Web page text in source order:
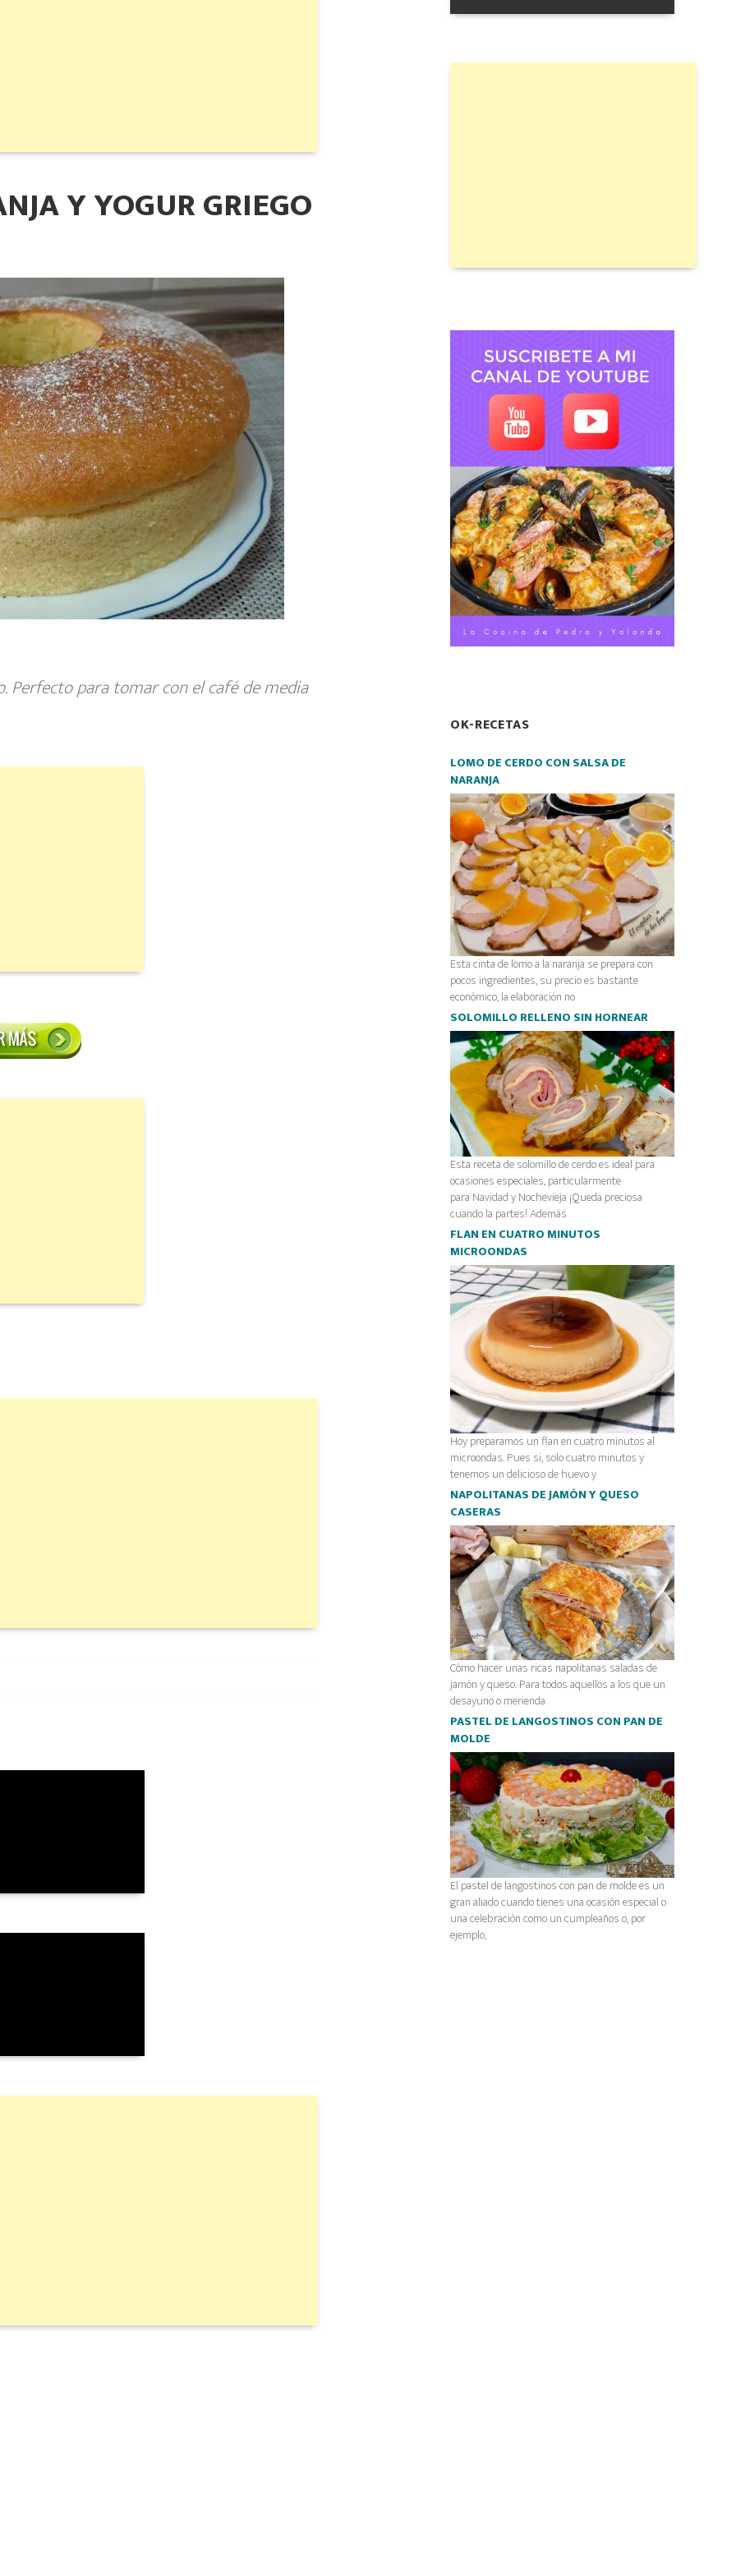
Y YOGUR GRIEGO
Perfecto para tomar con el café de media
OK-RECETAS
LOMO DE CERDO CON SALSA DE
NARANJA
Esta cinta de lomo a la naranja se prepara con
pocos ingredientes, su precio es bastante
económico, la elaboración no
SOLOMILLO RELLENO SIN HORNEAR
Esta receta de solomillo de cerdo es ideal para
ocasiones especiales, particularmente
para Navidad y Nochevieja ¡Queda preciosa
cuando la partes! Además
FLAN EN CUATRO MINUTOS
MICROONDAS
Hoy preparamos un flan en cuatro minutos al
microondas. Pues si, solo cuatro minutos y
tenemos un delicioso de huevo y
NAPOLITANAS DE JAMÓN Y QUESO
CASERAS
Cómo hacer unas ricas napolitanas saladas de
jamón y queso. Para todos aquellos a los que un
desayuno o merienda
PASTEL DE LANGOSTINOS CON PAN DE
MOLDE
El pastel de langostinos con pan de molde es un
gran aliado cuando tienes una ocasión especial o
una celebración como un cumpleaños o, por
ejemplo,